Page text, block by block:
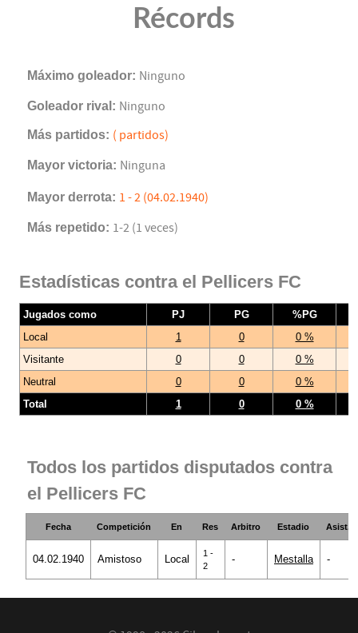
Récords
Máximo goleador: Ninguno
Goleador rival: Ninguno
Más partidos: ( partidos)
Mayor victoria: Ninguna
Mayor derrota: 1 - 2 (04.02.1940)
Más repetido: 1-2 (1 veces)
Estadísticas contra el Pellicers FC
Jugados como PJ PG
%PG
Local
1 0
0 %
Visitante
0 0
0 %
Neutral
0 0
0 %
Total
1 0 0 %
Todos los partidos disputados contra
el Pellicers FC
Fecha Competición En Res Arbitro Estadio Asist.
04.02.1940 Amistoso Local
1 -
2
- Mestalla -